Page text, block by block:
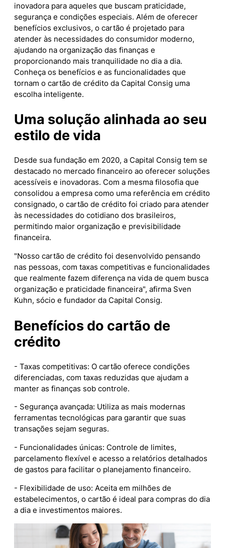
inovadora para aqueles que buscam praticidade,
segurança e condições especiais. Além de oferecer
benefícios exclusivos, o cartão é projetado para
atender às necessidades do consumidor moderno,
ajudando na organização das finanças e
proporcionando mais tranquilidade no dia a dia.
Conheça os benefícios e as funcionalidades que
tornam o cartão de crédito da Capital Consig uma
escolha inteligente.
Uma solução alinhada ao seu
estilo de vida
Desde sua fundação em 2020, a Capital Consig tem se
destacado no mercado financeiro ao oferecer soluções
acessíveis e inovadoras. Com a mesma filosofia que
consolidou a empresa como uma referência em crédito
consignado, o cartão de crédito foi criado para atender
às necessidades do cotidiano dos brasileiros,
permitindo maior organização e previsibilidade
financeira.
"Nosso cartão de crédito foi desenvolvido pensando
nas pessoas, com taxas competitivas e funcionalidades
que realmente fazem diferença na vida de quem busca
organização e praticidade financeira", afirma Sven
Kuhn, sócio e fundador da Capital Consig.
Benefícios do cartão de
crédito
- Taxas competitivas: O cartão oferece condições
diferenciadas, com taxas reduzidas que ajudam a
manter as finanças sob controle.
- Segurança avançada: Utiliza as mais modernas
ferramentas tecnológicas para garantir que suas
transações sejam seguras.
- Funcionalidades únicas: Controle de limites,
parcelamento flexível e acesso a relatórios detalhados
de gastos para facilitar o planejamento financeiro.
- Flexibilidade de uso: Aceita em milhões de
estabelecimentos, o cartão é ideal para compras do dia
a dia e investimentos maiores.